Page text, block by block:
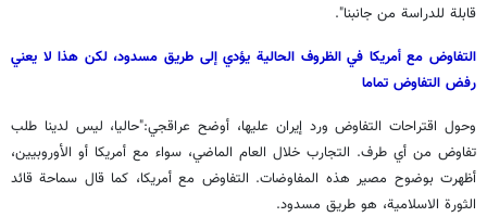
قابلة للدراسة من جانبنا".
التفاوض مع أمريكا في الظروف الحالية يؤدي إلى طريق مسدود، لكن هذا لا يعني
رفض التفاوض تماما
وحول اقتراحات التفاوض ورد إيران عليها، أوضح عراقجي:"حاليا، ليس لدينا طلب
تفاوض من أي طرف. التجارب خلال العام الماضي، سواء مع أمريكا أو الأوروبيين،
أظهرت بوضوح مصير هذه المفاوضات. التفاوض مع أمريكا، كما قال سماحة قائد
الثورة الاسلامية، هو طريق مسدود.